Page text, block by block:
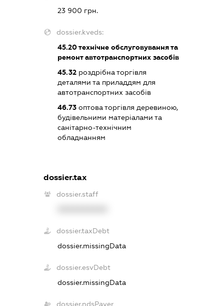
23 900 грн.
dossier.kveds:
45.20технічне обслуговування та
ремонт автотранспортних засобів
45.32роздрібна торгівля
деталями та приладдям для
автотранспортних засобів
46.73оптова торгівля деревиною,
будівельними матеріалами та
санітарно-технічним
обладнанням
dossier.tax
dossier.staff
dossier.taxDebt
dossier.missingData
dossier.esvDebt
dossier.missingData
dossier.ndsPayer